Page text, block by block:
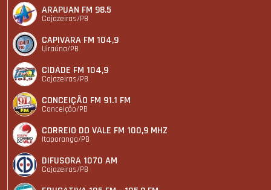
ARAPUAN FM 98.5
Cajazeiras/PB
CAPIVARA FM 104,9
Uiraúna/PB
CIDADE FM 104,9
Cajazeiras/PB
CONCEIÇÃO FM 91.1 FM
Conceição/PB
CORREIO DO VALE FM 100,9 MHZ
Itaporanga/PB
DIFUSORA 1070 AM
Cajazeiras/PB